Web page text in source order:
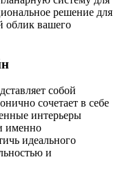
решение для
облик вашего
собой
сочетает в себе
интерьеры
именно
идеального
и